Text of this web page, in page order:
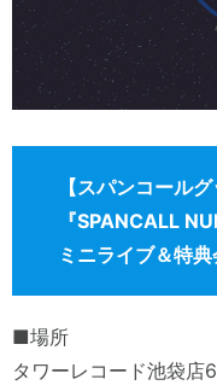
【スパンコール
『SPANCALL
ミニライブ＆特典
■場所
タワーレコード池袋店